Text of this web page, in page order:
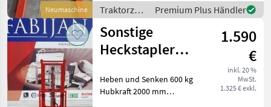
Neumaschine
I -
Traktorzubehör
/ Sonstige
Premium Plus Händler
Sonstige
Heckstapler
kg 2,0m
1.590
€
inkl. 20 %
MwSt.
1.325 € exkl.
Heben und Senken 600 kg
Hubkraft 2000 mm